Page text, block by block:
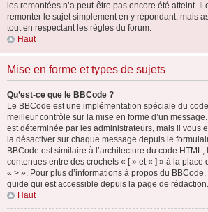
les remontées n’a peut-être pas encore été atteint.
remonter le sujet simplement en y répondant, mais
tout en respectant les règles du forum.
Haut
Mise en forme et types de sujets
Qu’est-ce que le BBCode ?
Le BBCode est une implémentation spéciale du
meilleur contrôle sur la mise en forme d’un
est déterminée par les administrateurs, mais il vous
la désactiver sur chaque message depuis le
BBCode est similaire à l’architecture du code
contenues entre des crochets « [ » et « ] » à la place
« > ». Pour plus d’informations à propos du
guide qui est accessible depuis la page de rédaction.
Haut